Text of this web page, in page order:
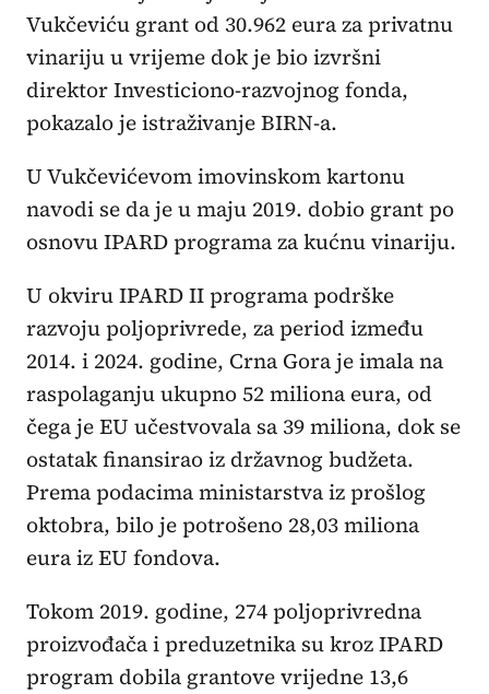
Vukčeviću grant od 30.962 eura za privatnu
vinariju u vrijeme dok je bio izvršni
direktor Investiciono-razvojnog fonda,
pokazalo je istraživanje BIRN-a.
U Vukčevićevom imovinskom kartonu
navodi se da je u maju 2019. dobio grant po
osnovu IPARD programa za kućnu vinariju.
U okviru IPARD II programa podrške
razvoju poljoprivrede, za period između
2014. i 2024. godine, Crna Gora je imala na
raspolaganju ukupno 52 miliona eura, od
čega je EU učestvovala sa 39 miliona, dok se
ostatak finansirao iz državnog budžeta.
Prema podacima ministarstva iz prošlog
oktobra, bilo je potrošeno 28,03 miliona
eura iz EU fondova.
Tokom 2019. godine, 274 poljoprivredna
proizvođača i preduzetnika su kroz IPARD
program dobila grantove vrijedne 13,6